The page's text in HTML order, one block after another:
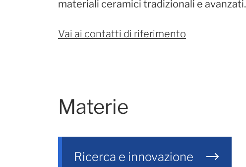
materiali ceramici tradizionali e avanzati.
Vai ai contatti di riferimento
Materie
Ricerca e innovazione